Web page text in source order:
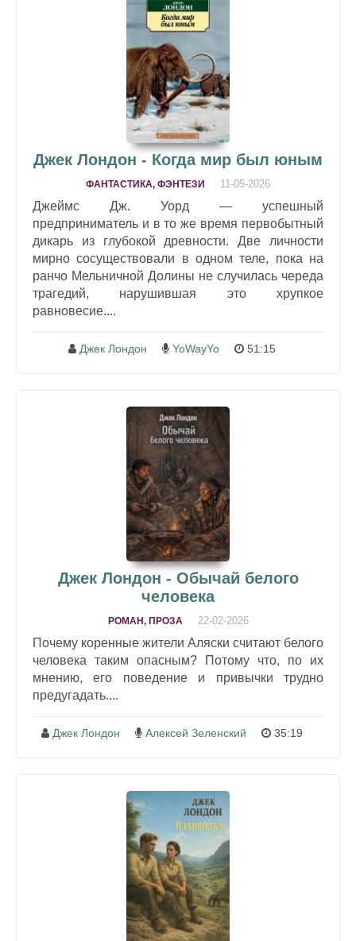
Джек Лондон - Когда мир был юным
ФАНТАСТИКА, ФЭНТЕЗИ 11-05-2026
Джеймс Дж. Уорд — успешный
предприниматель и в то же время первобытный
дикарь из глубокой древности. Две личности
мирно сосуществовали в одном теле, пока на
ранчо Мельничной Долины не случилась череда
трагедий, нарушившая это хрупкое
равновесие....
Джек Лондон YoWayYo 51:15
Джек Лондон - Обычай белого
человека
РОМАН, ПРОЗА 22-02-2026
Почему коренные жители Аляски считают белого
человека таким опасным? Потому что, по их
мнению, его поведение и привычки трудно
предугадать....
Джек Лондон Алексей Зеленский 35:19